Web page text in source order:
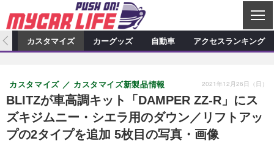
C
L
S
カーオーディオ
プロショップ検索
カーオーディオニュース デモカー製作記
その他
カスタマイズ特集記事 カスタマイズ新製品情報
カスタマイズニュース
カーグッズ
カーグッズ特集記事 カーグッズ新製品情報
カーグッズニュース
自動車
カスタマイズ カーグッズ 自動車 アクセスランキング
BLITZが車高調キット「DAMPER ZZ-R」にス
ズキジムニー・シエラ用のダウン／リフトアッ
プの2タイプを追加 5枚目の写真・画像
カスタマイズ カスタマイズ新製品情報 2021年12月26日（日）